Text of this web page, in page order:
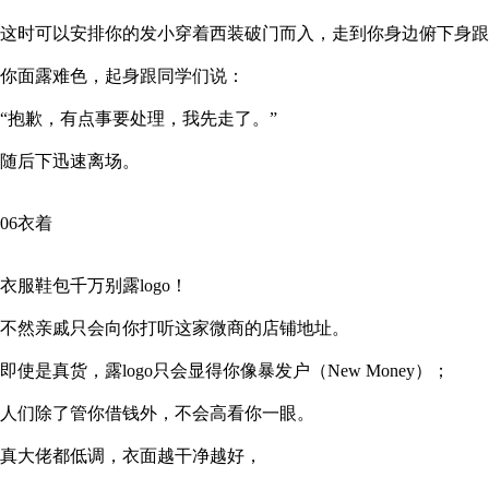
这时可以安排你的发小穿着西装破门而入，走到你身边俯下身跟
你面露难色，起身跟同学们说：
“抱歉，有点事要处理，我先走了。”
随后下迅速离场。
06衣着
衣服鞋包千万别露logo！
不然亲戚只会向你打听这家微商的店铺地址。
即使是真货，露logo只会显得你像暴发户（New Money）；
人们除了管你借钱外，不会高看你一眼。
真大佬都低调，衣面越干净越好，